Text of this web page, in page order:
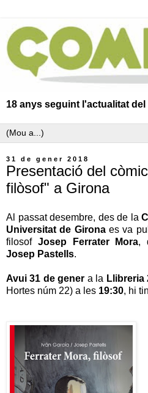
18 anys seguint l'actualitat
31 de gener 2018
Presentació del
filòsof" a Girona
Al passat desembre, des de la
Universitat de Gironaes va
filosof Josep Ferrater Mora,
Josep Pastells.
Avui 31 de gener a la Llibreria
Hortes núm 22) a les 19:30, hi